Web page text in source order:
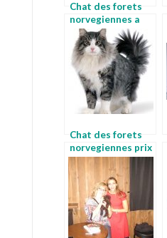
Chat des forets
norvegiennes a
donner chat des
montagnes
norvegiennes
Chat des forets
norvegiennes prix
chat egyptien